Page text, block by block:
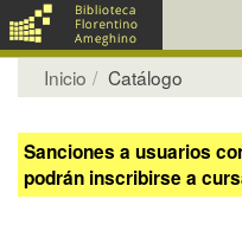
Inicio Catálogo
Sanciones a usuarios
podrán inscribirse a